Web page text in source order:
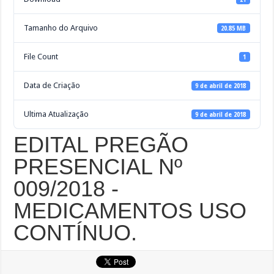
Tamanho do Arquivo 20.85 MB
File Count 1
Data de Criação 9 de abril de 2018
Ultima Atualização 9 de abril de 2018
EDITAL PREGÃO
PRESENCIAL Nº
009/2018 -
MEDICAMENTOS USO
CONTÍNUO.